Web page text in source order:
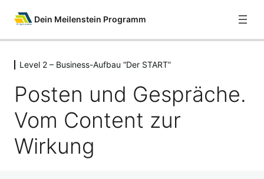
Dein Meilenstein Programm
Willkommen
3 Lektionen
Vom Interessenten zum Partner
5 Lektionen
Deine Tools & Werkzeuge
2 Lektionen
Level 1 – Vorbereitung zum Business
Level 2 – Business-Aufbau “Der START”
Posten und Gespräche.
Vom Content zur
Wirkung